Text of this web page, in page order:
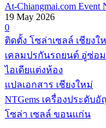
At-Chiangmai.com Event
19 May 2026
0
ติดตั้ง โซล่าเซลล์ เชียงใ
เคลมปรกันรถยนต์ อู่ซ่อ
ไอเดียแต่งห้อง
แปลเอกสาร เชียงใหม่
NTGems เครื่องประดับ
โซล่า เซลล์ ขอนแก่น